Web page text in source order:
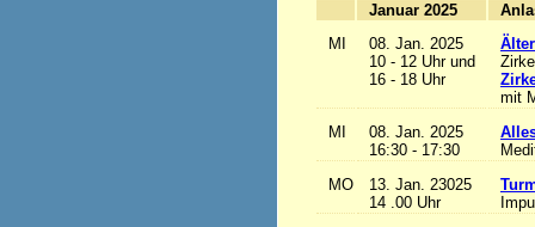
Januar 2025
MI
08. Jan. 2025
10 - 12 Uhr und
16 - 18 Uhr
mit
MI
08. Jan. 2025
16:30 - 17:30
MO
13. Jan. 23025
14 .00 Uhr